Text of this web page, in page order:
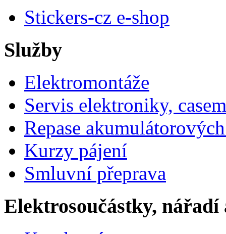
Stickers-cz e-shop
Služby
Elektromontáže
Servis elektroniky,
Repase
Kurzy pájení
Smluvní přeprava
Elektrosoučástky, nářadí